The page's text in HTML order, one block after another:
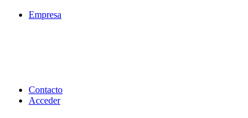
Empresa
Contacto
Acceder